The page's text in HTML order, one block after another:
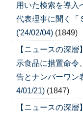
用いた検索を導
代表理事に聞く「
('24/02/04) (1849)
【ニュースの深
示食品に措置命
告とナンバーワン
4/01/21) (1847)
【ニュースの深